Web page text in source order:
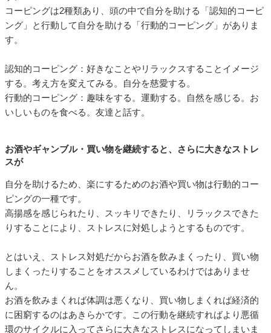
コーピングは2種類あり、頭の中で自分を助ける「認知的コーピ
ング」と行動して自分を助ける「行動的コーピング」がありま
す。
認知的コーピング：好きなことやリラックスすることイメージ
する。考え方を変えてみる。自分を慈愛する。
行動的コーピング：趣味をする。運動する。自然を感じる。お
いしいものを食べる。友達と話す。
お酒やギャンブル・買い物を継続すると、さらに大きなストレ
スが
自分を助けるため、楽にするためのお酒や買い物は行動的コー
ピングの一種です。
高揚感を感じられたり、スッキリできたり、リラックスできた
りすることにより、ストレスに対処しようとするものです。
とはいえ、ストレス対処だからお酒を飲みまくったり、買い物
しまくったりすることをオススメしているわけではありませ
ん。
お酒を飲みまくれば体調は悪くなり、買い物しまくれば経済的
に困窮するのはあきらかです。この行動を継続すればより悪循
環のサイクルに入ってさらに大きなストレスになってしまいま